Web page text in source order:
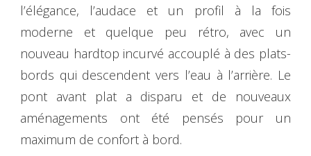
l’élégance, l’audace et un profil à la fois
moderne et quelque peu rétro, avec un
nouveau hardtop incurvé accouplé à des plats-
bords qui descendent vers l’eau à l’arrière. Le
pont avant plat a disparu et de nouveaux
aménagements ont été pensés pour un
maximum de confort à bord.